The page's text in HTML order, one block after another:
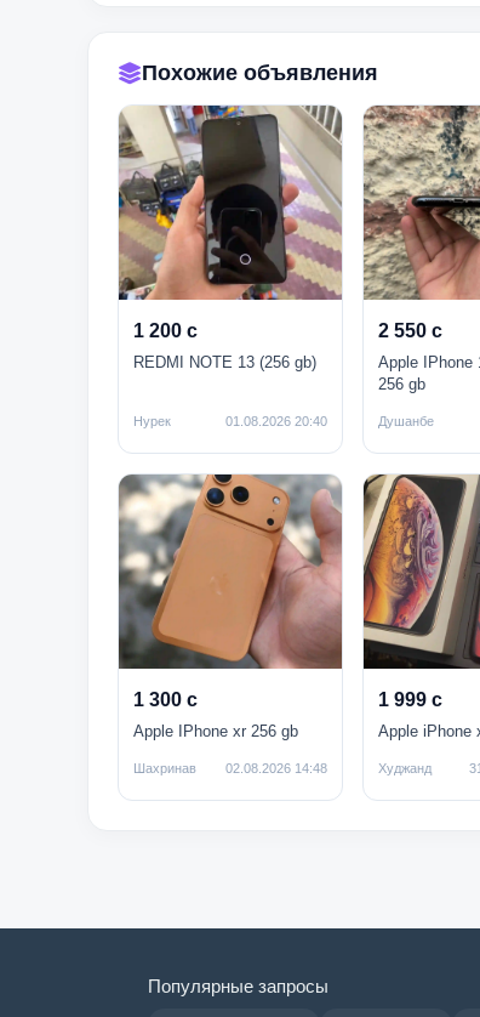
Похожие объявления
1 200 с
REDMI NOTE 13 (256 gb)
Нурек 01.08.2026 20:40
2 550 с
Apple IPhone
256 gb
Душанбе
1 300 с
Apple IPhone xr 256 gb
Шахринав 02.08.2026 14:48
1 999 с
Apple iPhone
Худжанд
Популярные запросы